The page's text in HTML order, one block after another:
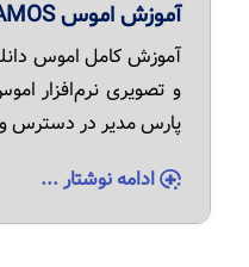
آموزش اموس AMOS
آموزش کامل اموس
پارس مدیر در دسترس و
ادامه نوشتار ...